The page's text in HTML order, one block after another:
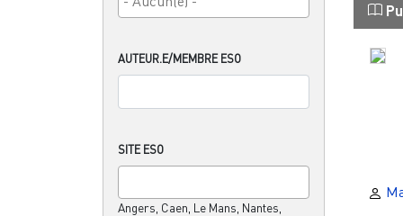
AUTEUR.E/MEMBRE ESO
SITE ESO
Angers, Caen, Le Mans, Nantes,